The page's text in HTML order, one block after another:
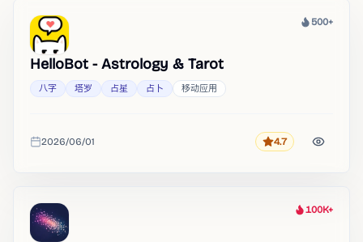
热度
500+
HelloBot - Astrology & Tarot
八字 塔罗 占星 占卜 移动应用
收录时间
2026/06/01 评分4.7
热度
100K+